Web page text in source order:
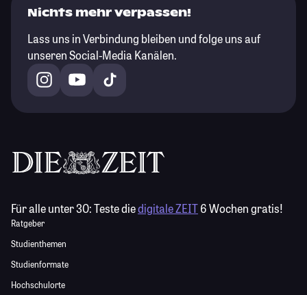
Nichts mehr verpassen!
Lass uns in Verbindung bleiben und folge uns auf
unseren Social-Media Kanälen.
Für alle unter 30:Teste diedigitale ZEIT6 Wochen gratis!
Ratgeber
Studienthemen
Studienformate
Hochschulorte